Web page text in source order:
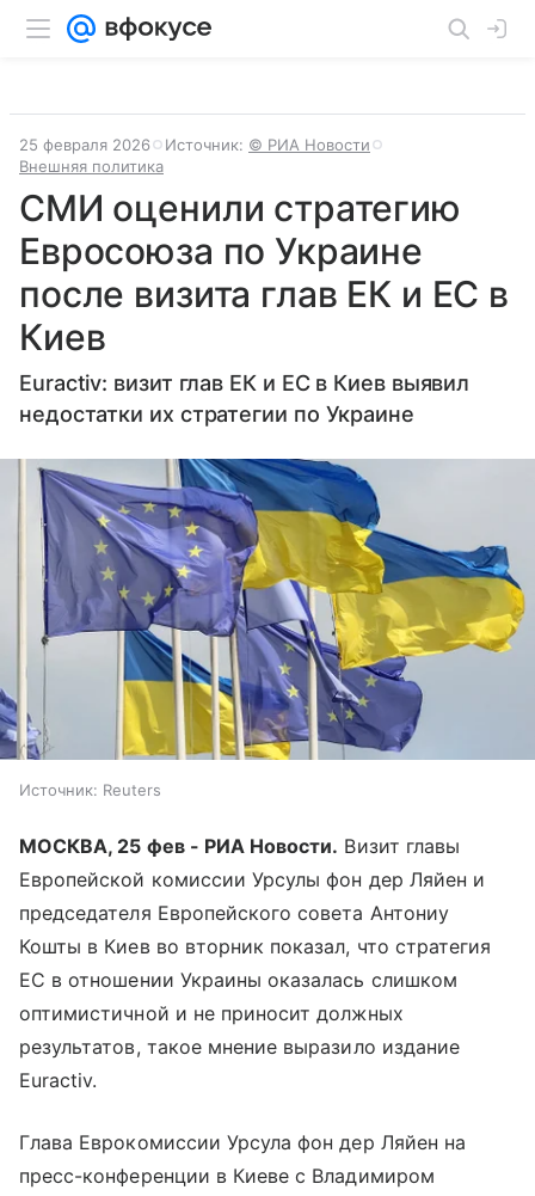
25 февраля 2026 Источник: © РИА Новости
Внешняя политика
СМИ оценили стратегию
Евросоюза по Украине
после визита глав ЕК и ЕС в
Киев
Euractiv: визит глав ЕК и ЕС в Киев выявил
недостатки их стратегии по Украине
Источник: Reuters
МОСКВА, 25 фев - РИА Новости. Визит главы
Европейской комиссии Урсулы фон дер Ляйен и
председателя Европейского совета Антониу
Кошты в Киев во вторник показал, что стратегия
ЕС в отношении Украины оказалась слишком
оптимистичной и не приносит должных
результатов, такое мнение выразило издание
Euractiv.
Глава Еврокомиссии Урсула фон дер Ляйен на
пресс-конференции в Киеве с Владимиром